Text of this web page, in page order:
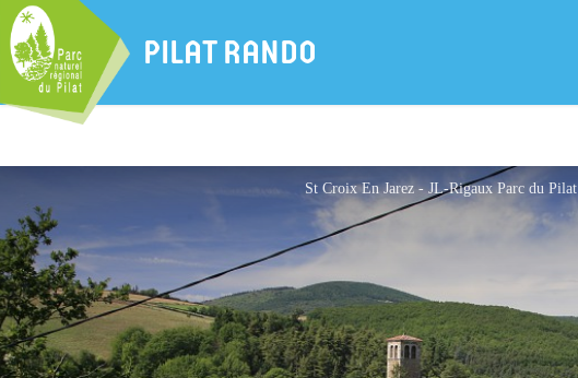
PILAT RANDO
St Croix En Jarez - JL-Rigaux Parc du Pilat